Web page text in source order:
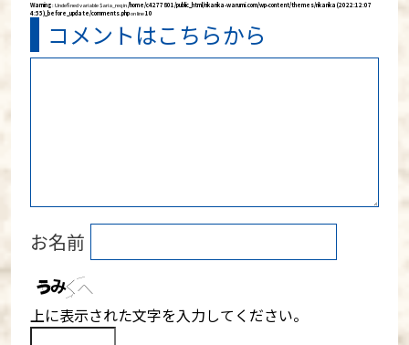
Warning: Undefined variable $aria_req in/home/c4277801/public_html/rikarika-warumi.com/wp-content/themes/rikarika (2022:12:07
4:55)_before_update/comments.phpon line10
コメントはこちらから
お名前
上に表示された文字を入力してください。